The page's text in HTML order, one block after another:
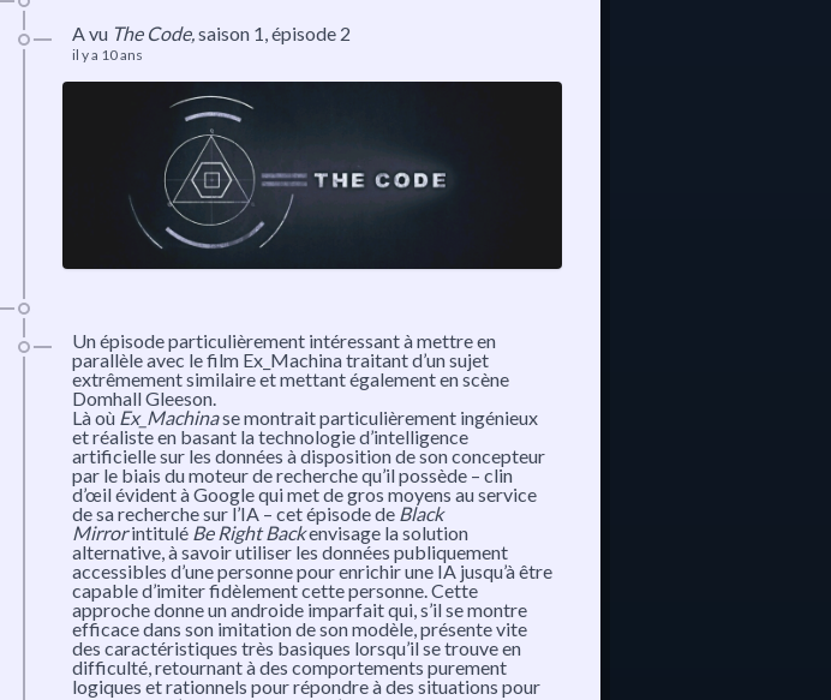
​A vu The Code,saison 1, épisode 2
il y a 10 ans
Un épisode particulièrement intéressant à mettre en
parallèle avec le film Ex_Machinatraitant d’un sujet
extrêmement similaire et mettant également en scène
Domhall Gleeson.
Là où Ex_Machinase montrait particulièrement ingénieux
et réaliste en basant la technologie d’intelligence
artificielle sur les données à disposition de son concepteur
par le biais du moteur de recherche qu’il possède – clin
d’œil évident à Google qui met de gros moyens au service
de sa recherche sur l’IA – cet épisode de Black
Mirrorintitulé Be Right Backenvisage la solution
alternative, à savoir utiliser les données publiquement
accessibles d’une personne pour enrichir une IA jusqu’à être
capable d’imiter fidèlement cette personne. Cette
approche donne un androide imparfait qui, s’il se montre
efficace dans son imitation de son modèle, présente vite
des caractéristiques très basiques lorsqu’il se trouve en
difficulté, retournant à des comportements purement
logiques et rationnels pour répondre à des situations pour